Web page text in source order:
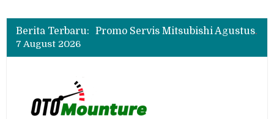
Berita Terbaru:
Bukan Cuma Layar 14,6 Inci, Ini Fitur Pintar Changan Nevo Q05 yang Dibanderol Rp309 Juta
Promo Servis Mitsubishi Agustus 2026, Ada Diskon ESP dan Bodi & Cat Kilau Merdeka
Bukan Cuma Layar 14,6 Inci, Ini Fitur Pintar Changan Nevo Q05 yang Dibanderol Rp309 Juta
7 August 2026